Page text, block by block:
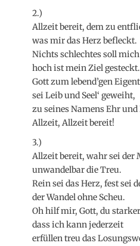
2.)
Allzeit bereit, dem zu
was mir das Herz befleckt.
Nichts schlechtes soll
hoch ist mein Ziel gesteckt.
Gott zum lebend’gen
sei Leib und Seel‘ geweiht,
zu seines Namens Ehr
Allzeit, Allzeit bereit!
3.)
Allzeit bereit, wahr sei der
unwandelbar die Treu.
Rein sei das Herz, fest sei
der Wandel ohne Scheu.
Oh hilf mir, Gott, du
dass ich kann jederzeit
erfüllen treu das